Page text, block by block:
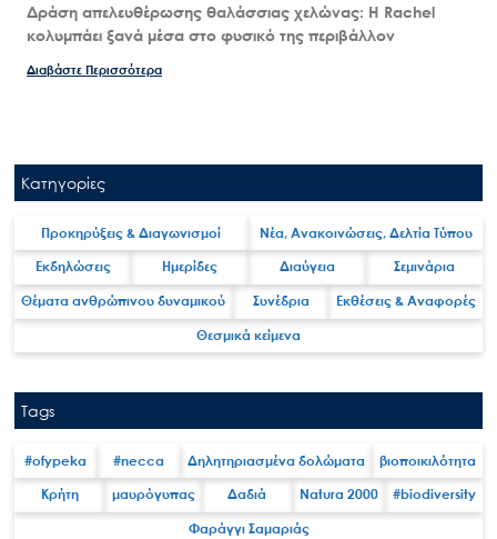
Δράση απελευθέρωσης θαλάσσιας χελώνας: Η Rachel
κολυμπάει ξανά μέσα στο φυσικό της περιβάλλον
Διαβάστε Περισσότερα
Κατηγορίες
Προκηρύξεις & Διαγωνισμοί Νέα, Ανακοινώσεις, Δελτία Τύπου
Εκδηλώσεις Ημερίδες Διαύγεια Σεμινάρια
Θέματα ανθρώπινου δυναμικού Συνέδρια Εκθέσεις & Αναφορές
Θεσμικά κείμενα
Tags
#ofypeka #necca Δηλητηριασμένα δολώματα βιοποικιλότητα
Κρήτη μαυρόγυπας Δαδιά Natura 2000 #biodiversity
Φαράγγι Σαμαριάς